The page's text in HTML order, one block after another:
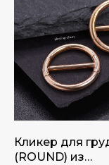
Кликер для
(ROUND) из